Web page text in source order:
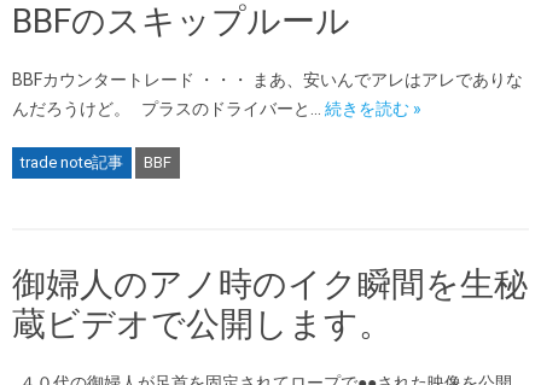
BBFのスキップルール
BBFカウンタートレード ・・・ まあ、安いんでアレはアレでありな
んだろうけど。 プラスのドライバーと… 続きを読む »
trade note記事 BBF
御婦人のアノ時のイク瞬間を生秘
蔵ビデオで公開します。